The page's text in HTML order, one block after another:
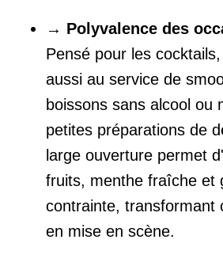
→ Polyvalence des
Pensé pour les
aussi au service de
boissons sans alcool ou
petites préparations de
large ouverture permet
fruits, menthe fraîche et
contrainte, transformant
en mise en scène.